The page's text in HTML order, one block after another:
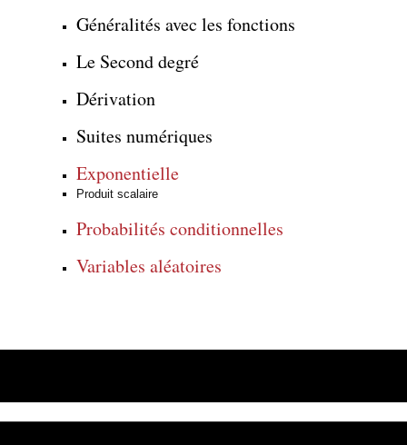
Généralités avec les fonctions
Le Second degré
Dérivation
Suites numériques
Exponentielle
Produit scalaire
Probabilités conditionnelles
Variables aléatoires